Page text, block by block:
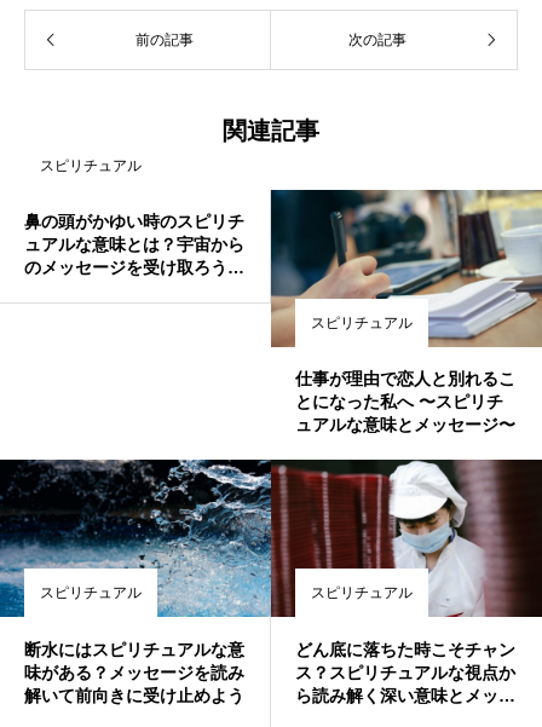
前の記事 次の記事
関連記事
スピリチュアル
鼻の頭がかゆい時のスピリチ
ュアルな意味とは？宇宙から
のメッセージを受け取ろう
スピリチュアル
仕事が理由で恋人と別れるこ
とになった私へ 〜スピリチ
ュアルな意味とメッセージ〜
スピリチュアル
断水にはスピリチュアルな意
味がある？メッセージを読み
解いて前向きに受け止めよう
スピリチュアル
どん底に落ちた時こそチャン
ス？スピリチュアルな視点か
ら読み解く深い意味とメッセ